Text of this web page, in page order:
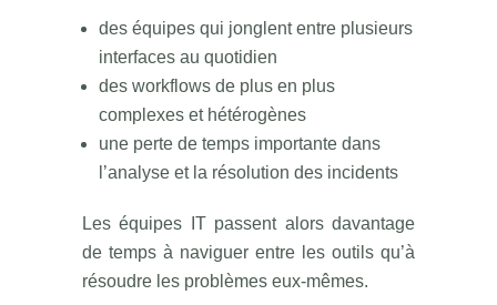
des équipes qui jonglent entre plusieurs
interfaces au quotidien
des workflows de plus en plus
complexes et hétérogènes
une perte de temps importante dans
l’analyse et la résolution des incidents
Les équipes IT passent alors davantage
de temps à naviguer entre les outils qu’à
résoudre les problèmes eux-mêmes.